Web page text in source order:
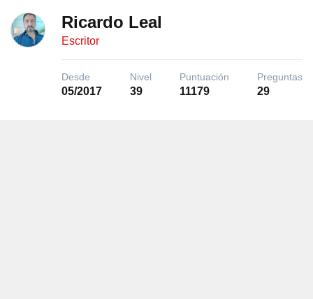
Ricardo Leal
Escritor
Desde
05/2017
Nivel
39
Puntuación
11179
Preguntas
29